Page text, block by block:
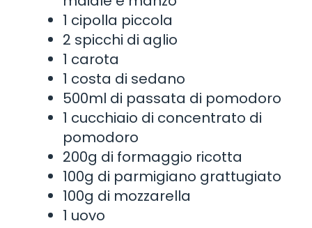
1 cipolla piccola
2 spicchi di aglio
1 carota
1 costa di sedano
500ml di passata di pomodoro
1 cucchiaio di concentrato di
pomodoro
200g di formaggio ricotta
100g di parmigiano grattugiato
100g di mozzarella
1 uovo